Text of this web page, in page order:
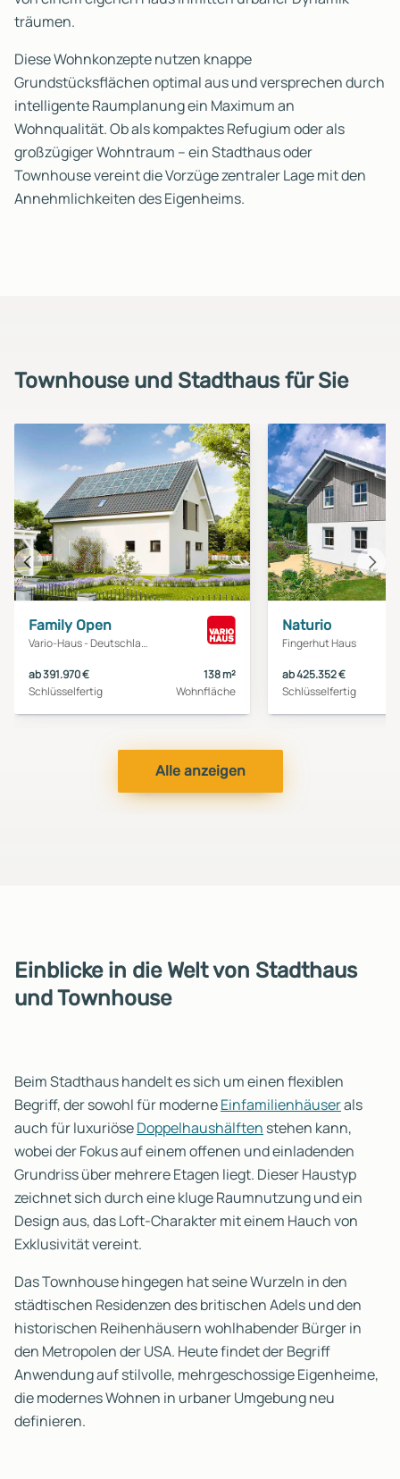
träumen.
Diese Wohnkonzepte nutzen knappe
Grundstücksflächen optimal aus und versprechen durch
intelligente Raumplanung ein Maximum an
Wohnqualität. Ob als kompaktes Refugium oder als
großzügiger Wohntraum – ein Stadthaus oder
Townhouse vereint die Vorzüge zentraler Lage mit den
Annehmlichkeiten des Eigenheims.
Townhouse und Stadthaus für Sie
Family Open
Vario-Haus - Deutschland
ab 391.970 €
Schlüsselfertig
138 m²
Wohnfläche
Naturio
Fingerhut Haus
ab 425.352 €
Schlüsselfertig
Vorheriges
Haus
Haus
Alle anzeigen
Einblicke in die Welt von Stadthaus
und Townhouse
Beim Stadthaus handelt es sich um einen flexiblen
Begriff, der sowohl für moderneEinfamilienhäuserals
auch für luxuriöseDoppelhaushälften stehen kann,
wobei der Fokus auf einem offenen und einladenden
Grundriss über mehrere Etagen liegt. Dieser Haustyp
zeichnet sich durch eine kluge Raumnutzung und ein
Design aus, das Loft-Charakter mit einem Hauch von
Exklusivität vereint.
Das Townhouse hingegen hat seine Wurzeln in den
städtischen Residenzen des britischen Adels und den
historischen Reihenhäusern wohlhabender Bürger in
den Metropolen der USA. Heute findet der Begriff
Anwendung auf stilvolle, mehrgeschossige Eigenheime,
die modernes Wohnen in urbaner Umgebung neu
definieren.